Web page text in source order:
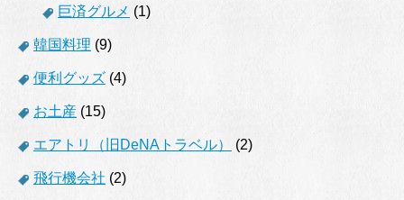
巨済グルメ (1)
韓国料理 (9)
便利グッズ (4)
お土産 (15)
エアトリ（旧DeNAトラベル） (2)
飛行機会社 (2)